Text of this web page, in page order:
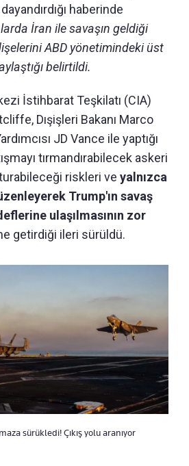
haberinde
İran ile savaşın geldiği
ABD yönetimindeki üst
belirtildi.
İstihbarat Teşkilatı (CIA)
Dışişleri Bakanı Marco
JD Vance ile yaptığı
tırmandırabilecek askeri
riskleri ve yalnızca
Trump'ın savaş
ulaşılmasının zor
getirdiği ileri sürüldü.
sürükledi! Çıkış yolu aranıyor